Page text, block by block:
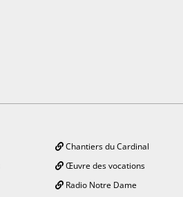
Chantiers du Cardinal
Œuvre des vocations
Radio Notre Dame